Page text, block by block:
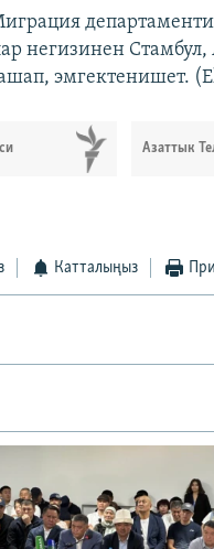
негизинен
эмгектенишет.
Азаттык
Катталыңыз